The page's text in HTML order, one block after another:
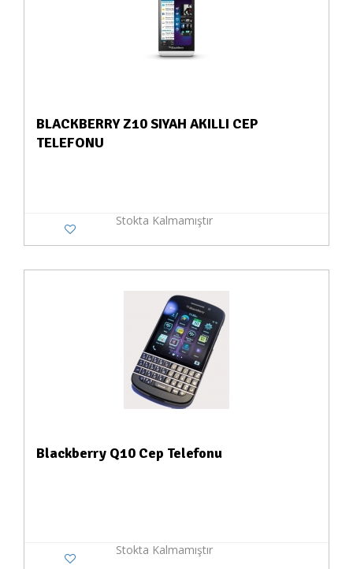
BLACKBERRY Z10 SIYAH AKILLI CEP
TELEFONU
Stokta Kalmamıştır
Blackberry Q10 Cep Telefonu
Stokta Kalmamıştır